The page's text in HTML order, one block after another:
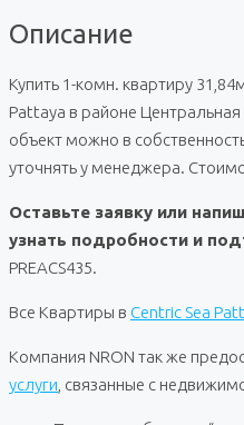
Описание
Купить 1-комн. квартиру
Pattaya в районе
объект можно в
уточнять у менеджера.
Оставьте заявку или
узнать подробности и
PREACS435.
Все Квартиры в Centric Sea
Компания NRON так же
услуги , связанные с